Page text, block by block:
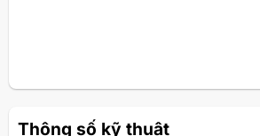
Thông số kỹ thuật